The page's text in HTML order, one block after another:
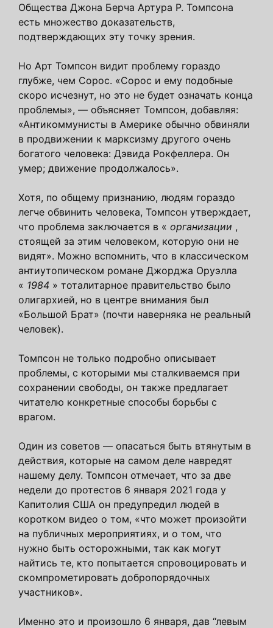
Общества Джона Берча Артура Р. Томпсона
есть множество доказательств,
подтверждающих эту точку зрения.
Но Арт Томпсон видит проблему гораздо
глубже, чем Сорос. «Сорос и ему подобные
скоро исчезнут, но это не будет означать конца
проблемы», — объясняет Томпсон, добавляя:
«Антикоммунисты в Америке обычно обвиняли
в продвижении к марксизму другого очень
богатого человека: Дэвида Рокфеллера. Он
умер; движение продолжалось».
Хотя, по общему признанию, людям гораздо
легче обвинить человека, Томпсон утверждает,
что проблема заключается в « организации ,
стоящей за этим человеком, которую они не
видят». Можно вспомнить, что в классическом
антиутопическом романе Джорджа Оруэлла
« 1984 » тоталитарное правительство было
олигархией, но в центре внимания был
«Большой Брат» (почти наверняка не реальный
человек).
Томпсон не только подробно описывает
проблемы, с которыми мы сталкиваемся при
сохранении свободы, он также предлагает
читателю конкретные способы борьбы с
врагом.
Один из советов — опасаться быть втянутым в
действия, которые на самом деле навредят
нашему делу. Томпсон отмечает, что за две
недели до протестов 6 января 2021 года у
Капитолия США он предупредил людей в
коротком видео о том, «что может произойти
на публичных мероприятиях, и о том, что
нужно быть осторожными, так как могут
найтись те, кто попытается спровоцировать и
скомпрометировать добропорядочных
участников».
Именно это и произошло 6 января, дав “левым